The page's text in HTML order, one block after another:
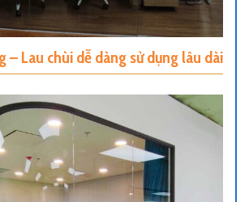
– Lau chùi dễ dàng sử dụng lâu dài